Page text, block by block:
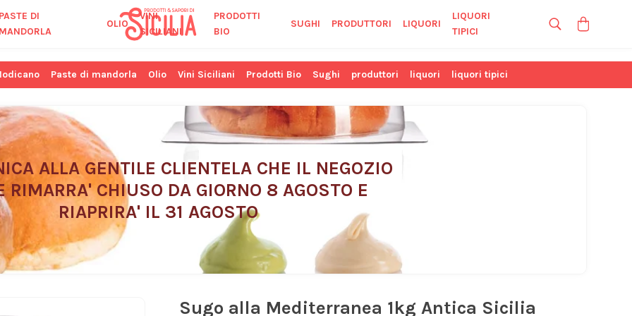
PASTE DI
MANDORLA
OLIO
VINI
SICILIANI
PRODOTTI
BIO
SUGHI PRODUTTORI LIQUORI
LIQUORI
TIPICI
Paste di mandorla Olio Vini Siciliani Prodotti Bio Sughi produttori liquori liquori tipici
ALLA GENTILE CLIENTELA CHE IL NEGOZIO
RIMARRA' CHIUSO DA GIORNO 8 AGOSTO E
RIAPRIRA' IL 31 AGOSTO
Sugo alla Mediterranea 1kg Antica Sicilia